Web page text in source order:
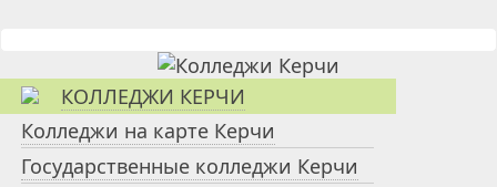
КОЛЛЕДЖИ КЕРЧИ
Колледжи на карте Керчи
Государственные колледжи Керчи